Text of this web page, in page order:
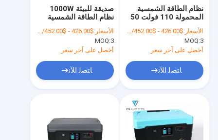
صديقة للبيئة 1000W
نظام الطاقة الشمسية
15A
الأسعار:$426.00 - $452.00/Unit
MOQ:3
أحصل على آخر سعر
ﺎﺘﺼﻟ ﺍﻶﻧ
نظام الطاقة الشمسية
المحمولة 110 فولت 50
مجموعة الطاقة الشمسية
المتنقلة MSDS
الأسعار:$426.00 - $452.00/Unit
MOQ:3
أحصل على آخر سعر
ﺎﺘﺼﻟ ﺍﻶﻧ